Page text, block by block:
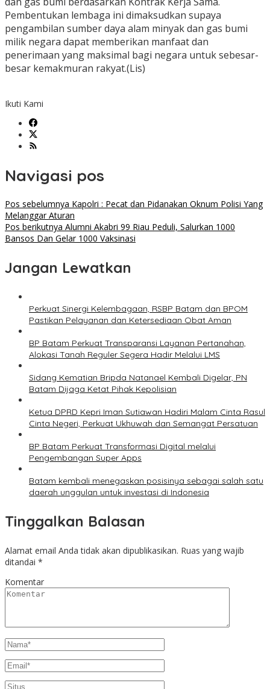
Pembentukan lembaga ini dimaksudkan supaya
pengambilan sumber daya alam minyak dan gas bumi
milik negara dapat memberikan manfaat dan
penerimaan yang maksimal bagi negara untuk sebesar-
besar kemakmuran rakyat.(Lis)
Ikuti Kami
Navigasi pos
Pos sebelumnya Kapolri : Pecat dan Pidanakan Oknum Polisi Yang
Melanggar Aturan
Pos berikutnya Alumni Akabri 99 Riau Peduli, Salurkan 1000
Bansos Dan Gelar 1000 Vaksinasi
Jangan Lewatkan
Perkuat Sinergi Kelembagaan, RSBP Batam dan BPOM
Pastikan Pelayanan dan Ketersediaan Obat Aman
BP Batam Perkuat Transparansi Layanan Pertanahan,
Alokasi Tanah Reguler Segera Hadir Melalui LMS
Sidang Kematian Bripda Natanael Kembali Digelar, PN
Batam Dijaga Ketat Pihak Kepolisian
Ketua DPRD Kepri Iman Sutiawan Hadiri Malam Cinta Rasul
Cinta Negeri, Perkuat Ukhuwah dan Semangat Persatuan
BP Batam Perkuat Transformasi Digital melalui
Pengembangan Super Apps
Batam kembali menegaskan posisinya sebagai salah satu
daerah unggulan untuk investasi di Indonesia
Tinggalkan Balasan
Alamat email Anda tidak akan dipublikasikan. Ruas yang wajib
ditandai *
Komentar